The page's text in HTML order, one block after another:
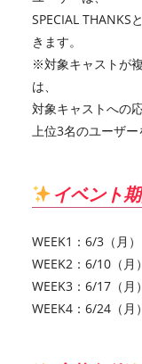
SPECIAL THANKS
きます。
※対象キャストが
は、
対象キャストへの
上位3名のユーザー
イベント
WEEK1：6/3（月
WEEK2：6/10（
WEEK3：6/17（
WEEK4：6/24（